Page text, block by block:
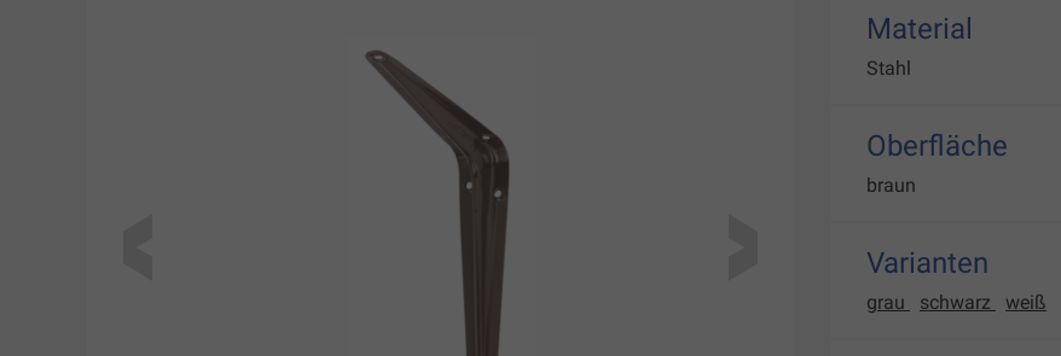
Material
Stahl
Oberfläche
braun
Varianten
grau schwarz weiß